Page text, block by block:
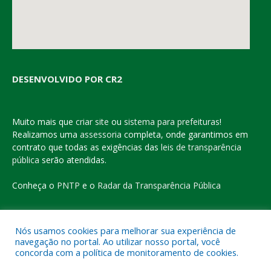
DESENVOLVIDO POR CR2
Muito mais que criar site ou sistema para prefeituras!
Realizamos uma assessoria completa, onde garantimos em
contrato que todas as exigências das leis de transparência
pública serão atendidas.
Conheça o PNTP e o Radar da Transparência Pública
Todos os direitos reservados a Prefeitura Municipal de Eldorado
do Carajás
Nós usamos cookies para melhorar sua experiência de
navegação no portal. Ao utilizar nosso portal, você
concorda com a política de monitoramento de cookies.